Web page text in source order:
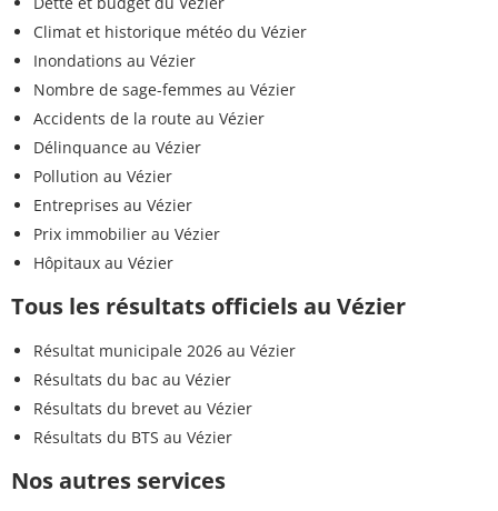
Climat et historique météo du Vézier
Inondations au Vézier
Nombre de sage-femmes au Vézier
Accidents de la route au Vézier
Délinquance au Vézier
Pollution au Vézier
Entreprises au Vézier
Prix immobilier au Vézier
Hôpitaux au Vézier
Tous les résultats officiels au Vézier
Résultat municipale 2026 au Vézier
Résultats du bac au Vézier
Résultats du brevet au Vézier
Résultats du BTS au Vézier
Nos autres services